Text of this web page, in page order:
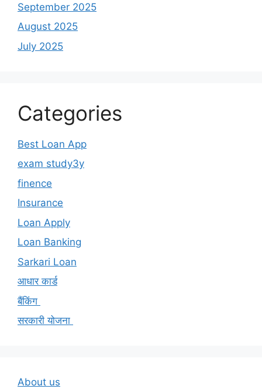
September 2025
August 2025
July 2025
Categories
Best Loan App
exam study3y
finence
Insurance
Loan Apply
Loan Banking
Sarkari Loan
आधार कार्ड
बैंकिंग
सरकारी योजना
About us